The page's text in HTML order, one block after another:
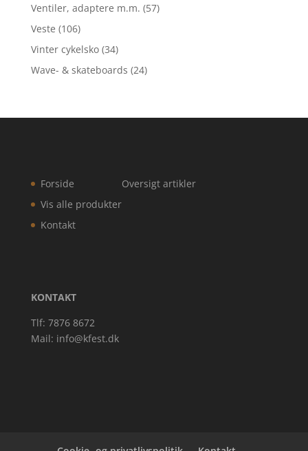
Ventiler, adaptere m.m. (57)
Veste (106)
Vinter cykelsko (34)
Wave- & skateboards (24)
Forside
Vis alle produkter
Kontakt
Oversigt artikler
KONTAKT
Tlf: 7876 8672
Mail: info@kfest.dk